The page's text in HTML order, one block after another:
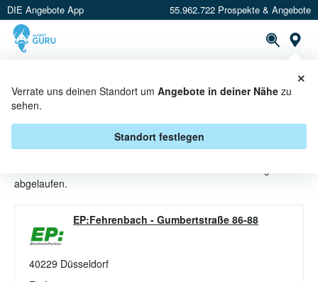
DIE Angebote App 55.962.722 Prospekte & Angebote
Verrate uns deinen Standort um Angebote in deiner Nähe zu
sehen.
Standort festlegen
×
TV ANGEBOTE & AKTIONEN BEI
ELECTRONICPARTNER
abgelaufen.
EP:Fehrenbach - Gumbertstraße 86-88
40229 Düsseldorf